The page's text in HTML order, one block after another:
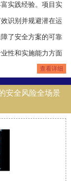
实践经验。项目实
识别并规避潜在运
了安全方案的可靠
性和实施能力方面
查看详细
安全风险全场景